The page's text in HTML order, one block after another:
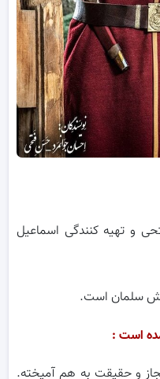
و تهیه کنندگی اسماعیل
سلمان است.
است :
و حقیقت به هم آمیخته.